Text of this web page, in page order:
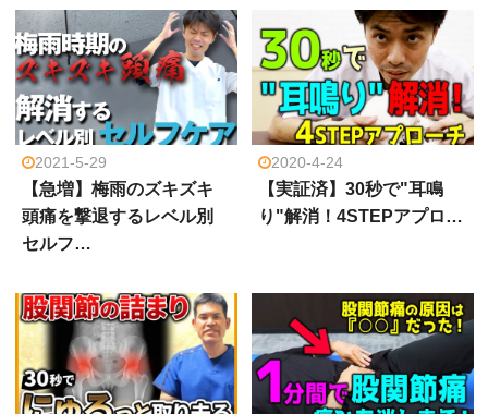
2021-5-29
【急増】梅雨のズキズキ
頭痛を撃退するレベル別
セルフ…
2020-4-24
【実証済】30秒で"耳鳴
り"解消！4STEPアプロ…